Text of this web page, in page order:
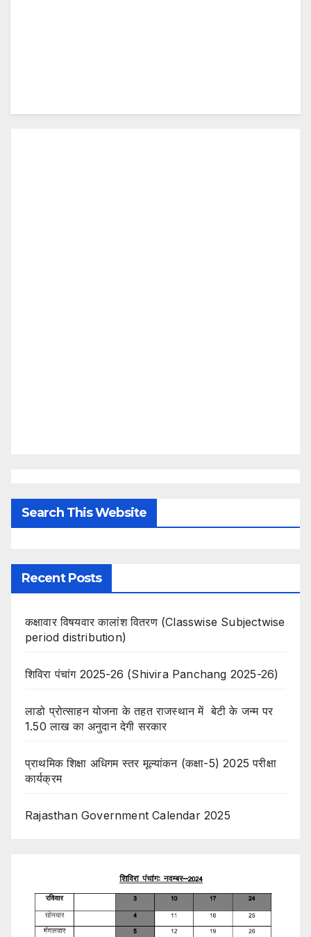
Search This Website
Recent Posts
कक्षावार विषयवार कालांश वितरण (Classwise Subjectwise
period distribution)
शिविरा पंचांग 2025-26 (Shivira Panchang 2025-26)
लाडो प्रोत्साहन योजना के तहत राजस्थान में बेटी के जन्म पर
1.50 लाख का अनुदान देगी सरकार
प्राथमिक शिक्षा अधिगम स्तर मूल्यांकन (कक्षा-5) 2025 परीक्षा
कार्यक्रम
Rajasthan Government Calendar 2025